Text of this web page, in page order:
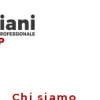
Chi siamo